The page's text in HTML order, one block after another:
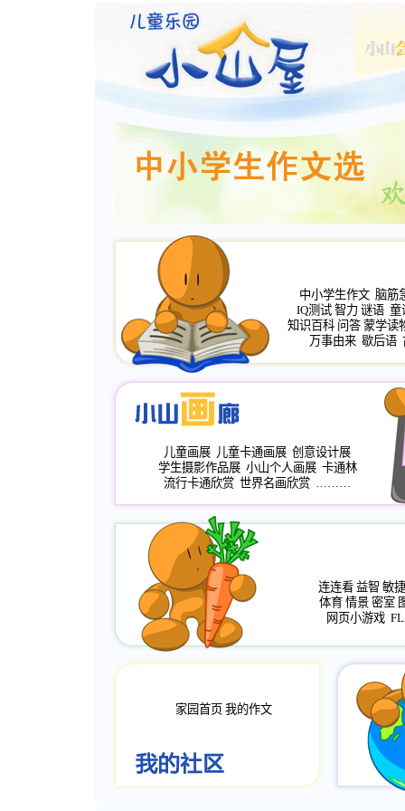
中小学生作文 脑筋
IQ测试 智力 谜语 童
知识百科 问答 蒙学读
万事由来 歇后语
儿童画展 儿童卡通画展 创意设计展
学生摄影作品展 小山个人画展 卡通林
流行卡通欣赏 世界名画欣赏 ………
连连看 益智 敏捷
体育 情景 密室
网页小游戏
家园首页 我的作文